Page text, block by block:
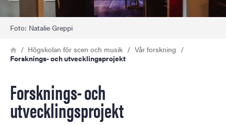
Foto: Natalie Greppi
Länkstig
HemHögskolan för scen och musik
Vår forskning
Forsknings- och utvecklingsprojekt
Forsknings- och
utvecklingsprojekt